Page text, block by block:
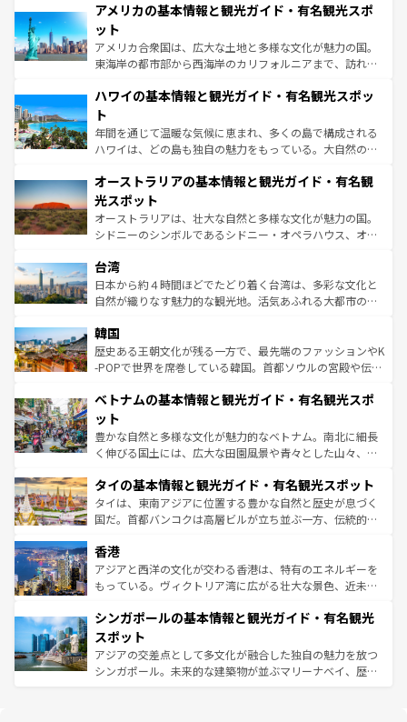
ンツ一覧を参照してほしい。
の建物がそのまま残る町や、スイスならではのユニークな
博物館もあり、アルプス観光だけでなく町歩きも満喫する
ことができる。国民の所得が高いため物価も高いが、旅行
者向けの交通パス提供のサービスもあり、うまく活用すれ
着のスイス情報はコンテンツ一覧を参照してほしい。
アメリカの基本情報と観光ガイド・有名観光スポ
ット
アメリカ合衆国は、広大な土地と多様な文化が魅力の国。
東海岸の都市部から西海岸のカリフォルニアまで、訪れる
のような巨大都市は、観光、ショッピング、エンターテイ
ンメントが詰まった刺激的なスポットだ。一方、アメリカ
西部には大自然が広がり、グランドキャニオンやイエロー
ストーン国立公園といった絶景が堪能できる。さらに、南
文化が魅力。旅行者はアメリカの各地域で異なる魅力を楽
しみながら、その多様性と豊かな歴史を感じることができ
るだろう。車でのロードトリップや列車の旅も、アメリカ
ならではの贅沢な旅のスタイルだ。 なお、新着のアメリカ
情報は コンテンツ一覧 を参照してほしい。
ハワイの基本情報と観光ガイド・有名観光スポッ
ト
年間を通じて温暖な気候に恵まれ、多くの島で構成される
ハワイは、どの島も独自の魅力をもっている。大自然の神
ワイ島は見逃せない。また、定番の観光地といえばオアフ
島だが、静かな自然を求めるならマウイ島やカウアイ島が
おすすめ。エメラルドグリーンに輝く海をはじめ、豊かな
文化や歴史が息づいている。「アロハスピリット」と呼ば
人々、おいしいローカルフードやハワイアンミュージッ
ク、伝統的なフラダンスなど、すべてがハワイの魅力を彩
っている。訪れるたびに新しい発見と感動が待っているハ
はコンテンツ一覧
オーストラリアの基本情報と観光ガイド・有名観
光スポット
オーストラリアは、壮大な自然と多様な文化が魅力の国。
シドニーのシンボルであるシドニー・オペラハウス、オー
リアリーフや大陸中央部にそびえるウルル（エアーズロッ
ク）、タスマニアの美しい原生林やケアンズの熱帯雨林な
ど、見どころがたくさん。また、カフェやワイン、オージ
いる。アクティビティも充実しており、サーフィンやダイ
ビング、ハイキングなど、アウトドア好きにはたまらな
い。オーストラリアの多彩な魅力を存分に味わいつくそ
参照してほしい。
台湾
日本から約４時間ほどでたどり着く台湾は、多彩な文化と
自然が織りなす魅力的な観光地。活気あふれる大都市の台
ン）、静ひつな山岳地帯である台湾東部など、都市の喧騒
と山間の静けさが共存しており、訪れる人に新しい発見と
驚きをもたらしてくれる。また、奥深い台湾の食文化も魅
容にもいいと評判のスイーツなど、バラエティ豊かな料理
照してほしい。
韓国
歴史ある王朝文化が残る一方で、最先端のファッションやK
-POPで世界を席巻している韓国。首都ソウルの宮殿や伝統
き、地方に足を延ばせば四季折々の自然美を楽しむことが
できる。そして、キムチや焼肉、絶品のストリートフード
まで、さまざまな韓国料理が待っている。夜には、韓国な
らではのナイトライフも堪能できる。あたたかいホスピタ
わってみてほしい。 なお、新着の韓国情報はコンテンツ一
覧 を参照してほしい。
ベトナムの基本情報と観光ガイド・有名観光スポ
ット
豊かな自然と多様な文化が魅力的なベトナム。南北に細長
く伸びる国土には、広大な田園風景や青々とした山々、世
急速な発展と共に伝統が息づく。ハノイの古い町並みやホ
ーチミン市のフランス統治時代の建物も、独特の雰囲気を
醸し出している。また、バラエティの豊かさとおいしさで
とつ。フォーやバインミー、ベトナムコーヒーなどは、ぜ
ひ現地で味わいたい。どの地域を訪れてもあたたかい人々
が旅行者を迎えてくれるので、きっと忘れられない旅にな
参照してほしい。
タイの基本情報と観光ガイド・有名観光スポット
タイは、東南アジアに位置する豊かな自然と歴史が息づく
国だ。首都バンコクは高層ビルが立ち並ぶ一方、伝統的な
の活気が交差している。北部ではチェンマイなどの山岳地
帯で自然と触れ合い、南部ではプーケットやクラビの美し
いビーチでリゾート気分を楽しむことができる。タイ料理
激する。気候は一年中温暖で、どの季節にも異なる楽しみ
が待っている。親しみやすいタイの人々、仏教を中心とし
た文化、そして多様な観光資源が、訪れる旅人を魅了し続
ける。 なお、新着のタイ情報はコンテンツ一覧を参照して
香港
アジアと西洋の文化が交わる香港は、特有のエネルギーを
もっている。ヴィクトリア湾に広がる壮大な景色、近未来
み、どこを訪れても感動するはず。観光スポットが密集し
ており、効率よく見どころを回れるのも魅力。息をのむよ
うな絶景から文化的な体験まで、香港を存分に楽しみ尽く
そう。 なお、新着の香港情報はコンテンツ一覧を参照して
シンガポールの基本情報と観光ガイド・有名観光
スポット
アジアの交差点として多文化が融合した独自の魅力を放つ
シンガポール。未来的な建築物が並ぶマリーナベイ、歴史